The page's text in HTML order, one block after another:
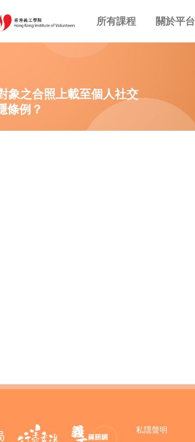
所有課程 關於平台
象之合照上載至個人社交
條例？
私隱聲明